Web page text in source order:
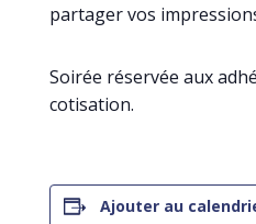
partager vos
Soirée réservée aux
cotisation.
Ajouter au